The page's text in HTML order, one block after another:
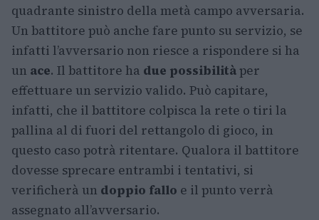
quadrante sinistro della metà campo avversaria.
Un battitore può anche fare punto su servizio, se
infatti l’avversario non riesce a rispondere si ha
un ace. Il battitore ha due possibilitàper
effettuare un servizio valido. Può capitare,
infatti, che il battitore colpisca la rete o tiri la
pallina al di fuori del rettangolo di gioco, in
questo caso potrà ritentare. Qualora il battitore
dovesse sprecare entrambi i tentativi, si
verificherà un doppio fallo e il punto verrà
assegnato all’avversario.